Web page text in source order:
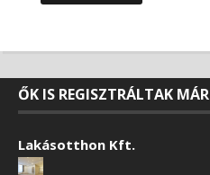
ŐK IS REGISZTRÁLTAK MÁR
Lakásotthon Kft.